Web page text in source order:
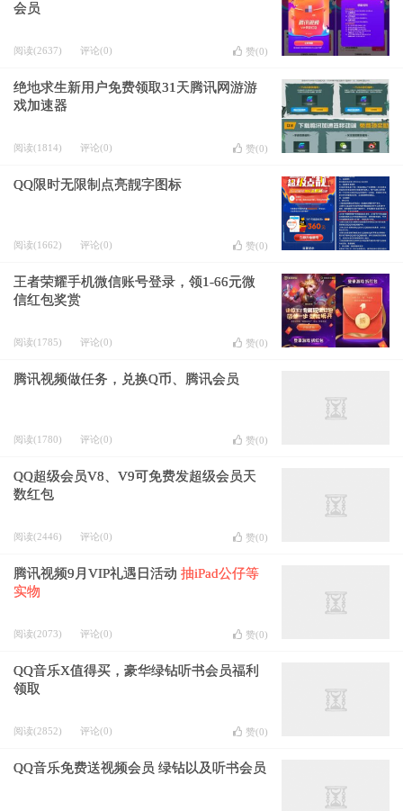
会员
阅读(2637) 评论(0) 赞(0)
绝地求生新用户免费领取31天腾讯网游游
戏加速器
阅读(1814) 评论(0) 赞(0)
QQ限时无限制点亮靓字图标
阅读(1662) 评论(0) 赞(0)
王者荣耀手机微信账号登录，领1-66元微
信红包奖赏
阅读(1785) 评论(0) 赞(0)
腾讯视频做任务，兑换Q币、腾讯会员
阅读(1780) 评论(0) 赞(0)
QQ超级会员V8、V9可免费发超级会员天
数红包
阅读(2446) 评论(0) 赞(0)
腾讯视频9月VIP礼遇日活动 抽iPad公仔等
实物
阅读(2073) 评论(0) 赞(0)
QQ音乐X值得买，豪华绿钻听书会员福利
领取
阅读(2852) 评论(0) 赞(0)
QQ音乐免费送视频会员 绿钻以及听书会员